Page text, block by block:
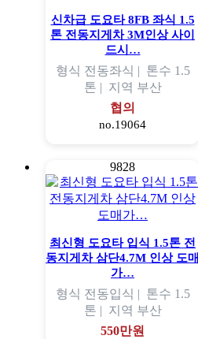
신차급 도요타 8FB 좌식 1.5
톤 전동지게차 3M인상 사이
드시…
형식 전동좌식 | 톤수 1.5
톤 | 지역 부산
협의
no.19064
9828
최신형 도요타 입식 1.5톤 전
동지게차 삼단4.7M 인상 도매
가…
형식 전동입식 | 톤수 1.5
톤 | 지역 부산
550만원